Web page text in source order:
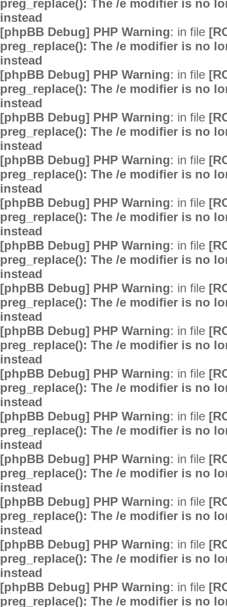
preg_replace(): The /e modifier is no
instead
[phpBB Debug] PHP Warning: in file
preg_replace(): The /e modifier is no
instead
[phpBB Debug] PHP Warning: in file
preg_replace(): The /e modifier is no
instead
[phpBB Debug] PHP Warning: in file
preg_replace(): The /e modifier is no
instead
[phpBB Debug] PHP Warning: in file
preg_replace(): The /e modifier is no
instead
[phpBB Debug] PHP Warning: in file
preg_replace(): The /e modifier is no
instead
[phpBB Debug] PHP Warning: in file
preg_replace(): The /e modifier is no
instead
[phpBB Debug] PHP Warning: in file
preg_replace(): The /e modifier is no
instead
[phpBB Debug] PHP Warning: in file
preg_replace(): The /e modifier is no
instead
[phpBB Debug] PHP Warning: in file
preg_replace(): The /e modifier is no
instead
[phpBB Debug] PHP Warning: in file
preg_replace(): The /e modifier is no
instead
[phpBB Debug] PHP Warning: in file
preg_replace(): The /e modifier is no
instead
[phpBB Debug] PHP Warning: in file
preg_replace(): The /e modifier is no
instead
[phpBB Debug] PHP Warning: in file
preg_replace(): The /e modifier is no
instead
[phpBB Debug] PHP Warning: in file
preg_replace(): The /e modifier is no